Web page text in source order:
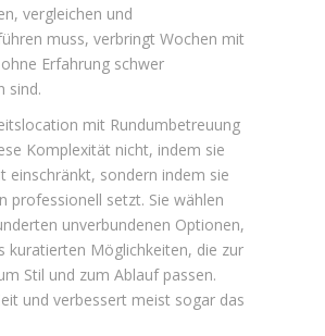
vergleichen und
muss, verbringt Wochen mit
Erfahrung schwer
sind.
mit Rundumbetreuung
Komplexität nicht, indem sie
einschränkt, sondern indem sie
professionell setzt. Sie wählen
unverbundenen Optionen,
kuratierten Möglichkeiten, die zur
Stil und zum Ablauf passen.
und verbessert meist sogar das